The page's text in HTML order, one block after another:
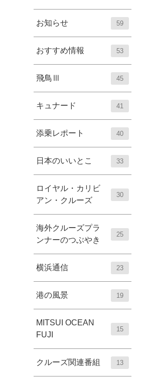
お知らせ 59
おすすめ情報 53
飛鳥Ⅲ 45
キュナード 41
添乗レポート 40
日本のいいとこ 33
ロイヤル・カリビ
アン・クルーズ
30
海外クルーズプラ
ンナーのつぶやき
25
横浜通信 23
港の風景 19
MITSUI OCEAN
FUJI
15
クルーズ関連番組 13